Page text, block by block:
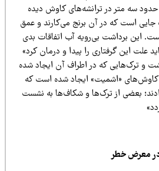
متر در ترانشه‌های کاوش دیده
که در آن برنج می‌کارند و عمق
است. این برداشت بی‌رویه آب اتفاقات بدی
این گرفتاری را پیدا و درمان کرد»
که در اطراف آن ایجاد شده
«اشمیت» ایجاد شده است که
بعضی از ترک‌ها و شکاف‌ها به نشست
خطر